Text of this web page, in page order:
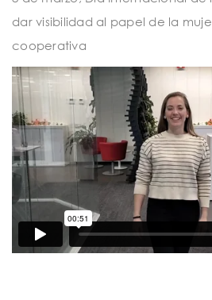
dar visibilidad al papel de la
cooperativa